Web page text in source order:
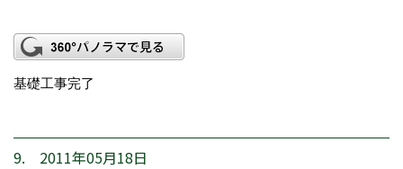
基礎工事完了
9. 2011年05月18日